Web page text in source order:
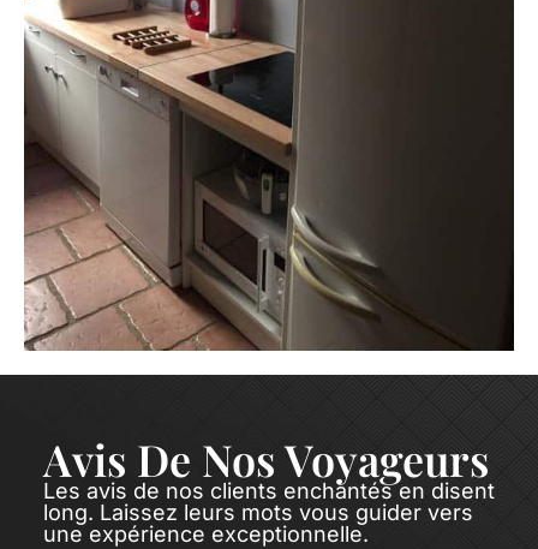
Avis De Nos Voyageurs
Les avis de nos clients enchantés en disent
long. Laissez leurs mots vous guider vers
une expérience exceptionnelle.